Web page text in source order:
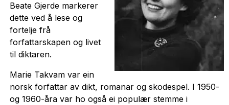
Beate Gjerde markerer
dette ved å lese og
fortelje frå
forfattarskapen og livet
til diktaren.
Marie Takvam var ein
norsk forfattar av dikt, romanar og skodespel. I 1950-
og 1960-åra var ho også ei populær stemme i